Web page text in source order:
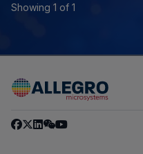
Showing 1 of 1